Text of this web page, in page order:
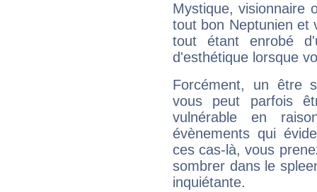
Mystique, visionnaire
tout bon Neptunien et
tout étant enrobé
d'esthétique lorsque
Forcément, un être
vous peut parfois
vulnérable en
évènements qui
ces cas-là, vous
sombrer dans le
inquiétante.